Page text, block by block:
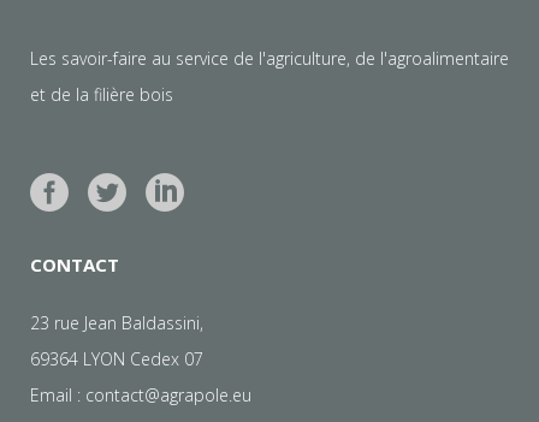
Les savoir-faire au service de l'agriculture, de l'agroalimentaire
et de la filière bois
CONTACT
23 rue Jean Baldassini,
69364 LYON Cedex 07
Email : contact@agrapole.eu